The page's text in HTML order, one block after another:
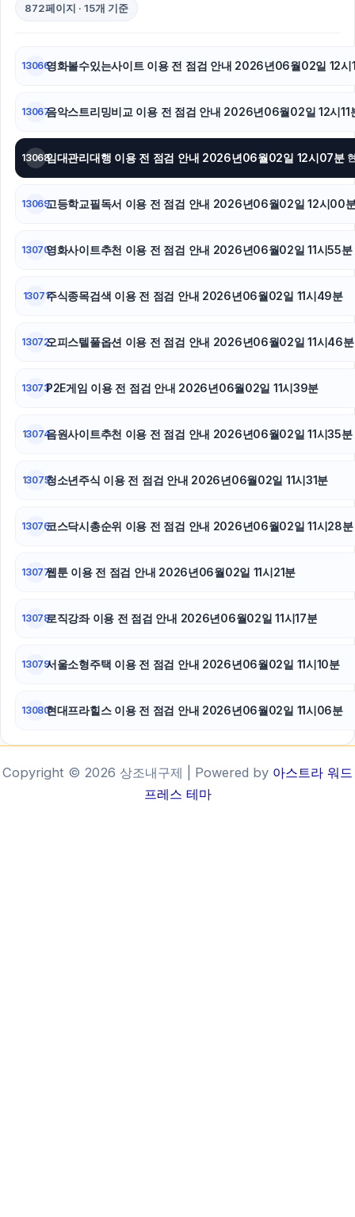
병원마케팅
이혼전문변호사
872페이지 · 15개 기준
13066영화볼수있는사이트 이용 전 점검 안내 2026년06월02일 12시
13067음악스트리밍비교 이용 전 점검 안내 2026년06월02일 12시11
13068임대관리대행 이용 전 점검 안내 2026년06월02일 12시07분
13069고등학교필독서 이용 전 점검 안내 2026년06월02일 12시00
13070영화사이트추천 이용 전 점검 안내 2026년06월02일 11시55분
13071주식종목검색 이용 전 점검 안내 2026년06월02일 11시49분
13072오피스텔풀옵션 이용 전 점검 안내 2026년06월02일 11시46분
13073P2E게임 이용 전 점검 안내 2026년06월02일 11시39분
13074음원사이트추천 이용 전 점검 안내 2026년06월02일 11시35분
13075청소년주식 이용 전 점검 안내 2026년06월02일 11시31분
13076코스닥시총순위 이용 전 점검 안내 2026년06월02일 11시28분
13077웹툰 이용 전 점검 안내 2026년06월02일 11시21분
13078로직강좌 이용 전 점검 안내 2026년06월02일 11시17분
13079서울소형주택 이용 전 점검 안내 2026년06월02일 11시10분
13080현대프라힐스 이용 전 점검 안내 2026년06월02일 11시06분
Copyright © 2026 상조내구제 | Powered by 아스트라 워드
프레스 테마